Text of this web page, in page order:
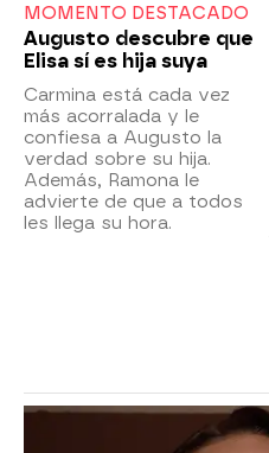
MOMENTO DESTACADO
Augusto descubre que
Elisa sí es hija suya
Carmina está cada vez
más acorralada y le
confiesa a Augusto la
verdad sobre su hija.
Además, Ramona le
advierte de que a todos
les llega su hora.